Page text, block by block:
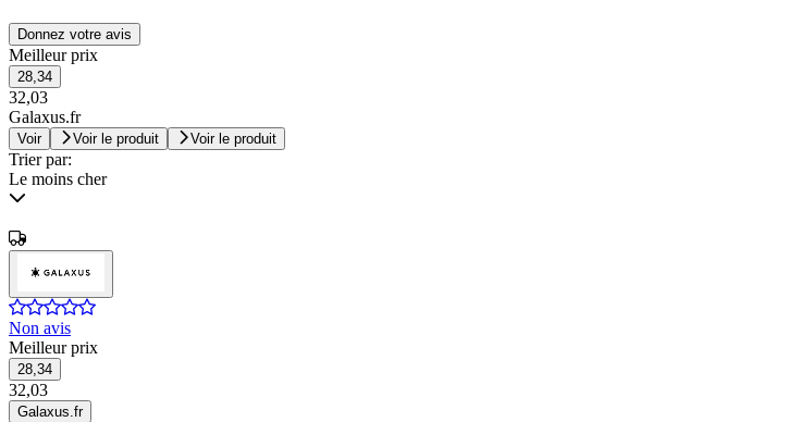
Donnez votre avis
Meilleur prix
28,34
32,03
Galaxus.fr
Voir Voir le produit Voir le produit
Trier par:
Le moins cher
Non avis
Meilleur prix
28,34
32,03
Galaxus.fr